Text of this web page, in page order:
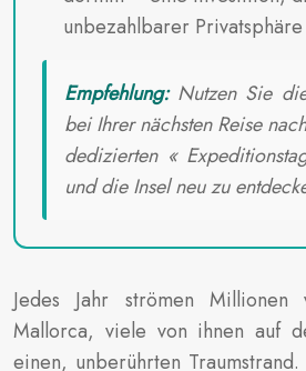
unbezahlbarer Privatsphäre
Empfehlung:Nutzen Sie
bei Ihrer nächsten Reise
dedizierten «
und die Insel neu zu
Jedes Jahr strömen Millionen
Mallorca, viele von ihnen auf
einen, unberührten